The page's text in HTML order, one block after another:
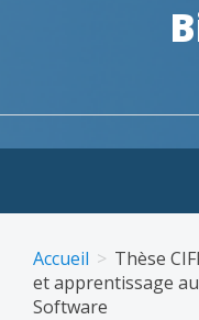
Accueil
Thèse
et apprentissage
Software